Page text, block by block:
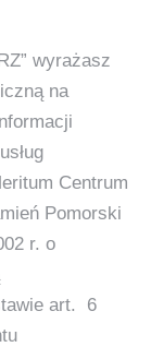
wyrażasz
na
Centrum
Pomorski
r. o
art. 6